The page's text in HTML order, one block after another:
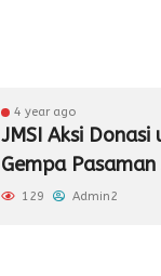
4 year ago
JMSI Aksi
Gempa
129 Admin2